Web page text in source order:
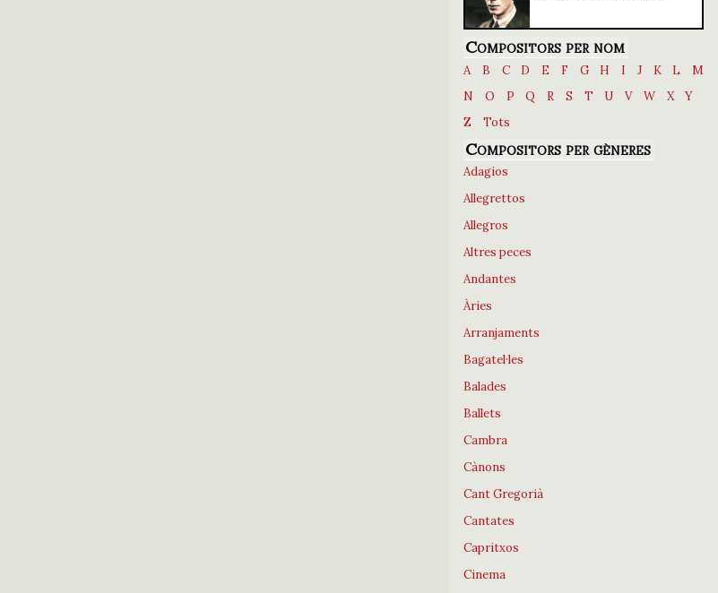
Compositors per nom
A B C D E F G H I J K L
M
N
O P Q R S T U V W X
Y
Z
Tots
Compositors per gèneres
Adagios
Allegrettos
Allegros
Altres peces
Andantes
Àries
Arranjaments
Bagatel·les
Balades
Ballets
Cambra
Cànons
Cant Gregorià
Cantates
Capritxos
Cinema